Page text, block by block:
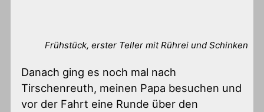
Frühstück, erster Teller mit Rührei und Schinken
Danach ging es noch mal nach
Tirschenreuth, meinen Papa besuchen und
vor der Fahrt eine Runde über den